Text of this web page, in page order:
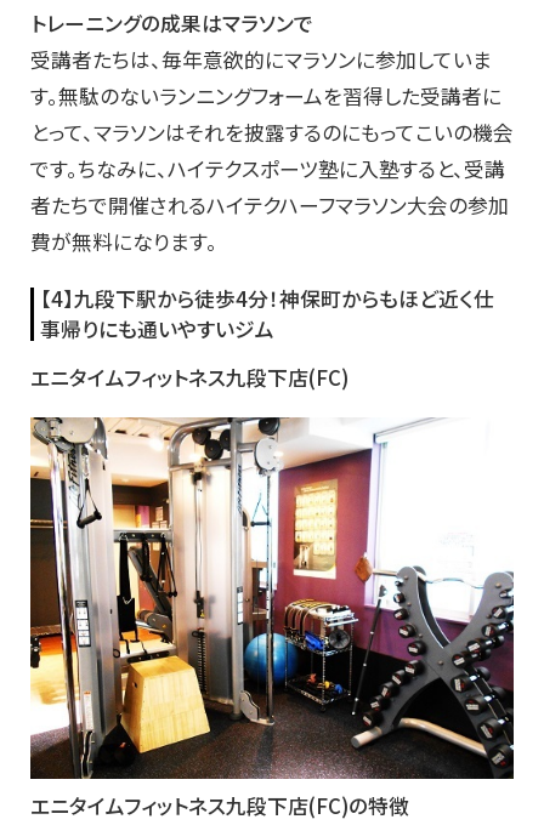
トレーニングの成果はマラソンで
受講者たちは、毎年意欲的にマラソンに参加していま
す。無駄のないランニングフォームを習得した受講者に
とって、マラソンはそれを披露するのにもってこいの機会
です。ちなみに、ハイテクスポーツ塾に入塾すると、受講
者たちで開催されるハイテクハーフマラソン大会の参加
費が無料になります。
【4】九段下駅から徒歩4分！神保町からもほど近く仕
事帰りにも通いやすいジム
エニタイムフィットネス九段下店(FC)
エニタイムフィットネス九段下店(FC)の特徴